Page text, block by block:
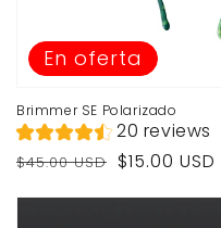
Brimmer SE Polarizado
20 reviews
Precio
$45.00 USD
Precio
$15.00 USD
En oferta